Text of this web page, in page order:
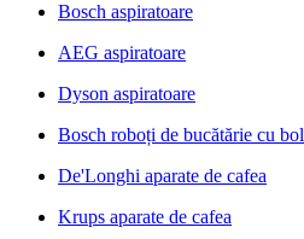
Bosch aspiratoare
AEG aspiratoare
Dyson aspiratoare
Bosch roboți de bucătărie cu bol
De'Longhi aparate de cafea
Krups aparate de cafea